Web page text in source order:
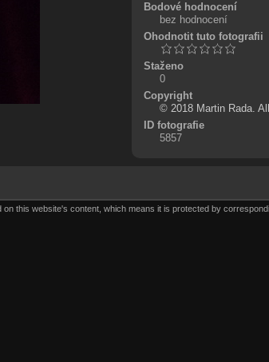
Bodové hodnocení
bez hodnocení
Ohodnotit tuto fotografii
Staženo
0
Copyright
© 2018 Martin Rada.
ID fotografie
5857
this website's content, which means it is protected by